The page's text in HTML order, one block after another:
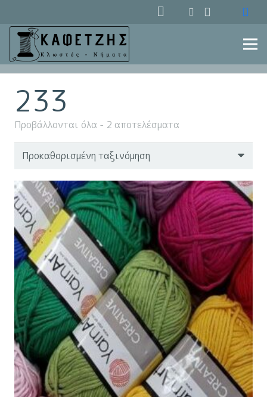
233
Προβάλλονται όλα - 2 αποτελέσματα